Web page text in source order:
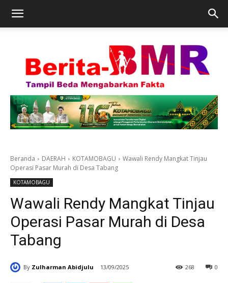
Beranda DAERAH KOTAMOBAGU
Wawali Rendy Mangkat Tinjau
Operasi Pasar Murah di Desa Tabang
KOTAMOBAGU
Wawali Rendy Mangkat Tinjau
Operasi Pasar Murah di Desa
Tabang
By Zulharman Abidjulu 13/09/2025 0
268